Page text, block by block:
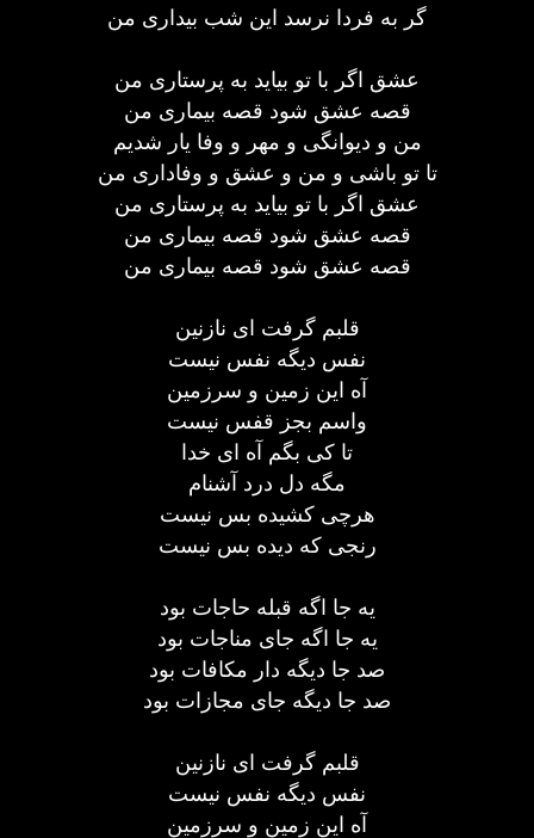
گر به فردا نرسد این شب بیداری من
عشق اگر با تو بیاید به پرستاری من
قصه عشق شود قصه بیماری من
من و دیوانگی و مهر و وفا یار شدیم
تا تو باشی و من و عشق و وفاداری من
عشق اگر با تو بیاید به پرستاری من
قصه عشق شود قصه بیماری من
قصه عشق شود قصه بیماری من
قلبم گرفت ای نازنین
نفس دیگه نفس نیست
آه این زمین و سرزمین
واسم بجز قفس نیست
تا کی بگم آه ای خدا
مگه دل درد آشنام
هرچی کشیده بس نیست
رنجی که دیده بس نیست
یه جا اگه قبله حاجات بود
یه جا اگه جای مناجات بود
صد جا دیگه دار مکافات بود
صد جا دیگه جای مجازات بود
قلبم گرفت ای نازنین
نفس دیگه نفس نیست
آه این زمین و سرزمین